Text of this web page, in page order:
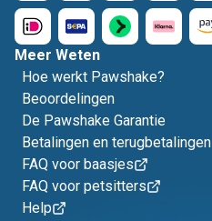
Meer Weten
Hoe werkt Pawshake?
Beoordelingen
De Pawshake Garantie
Betalingen en terugbetalingen
FAQ voor baasjes
FAQ voor petsitters
Help